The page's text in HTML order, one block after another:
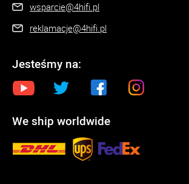
wsparcie@4hifi.pl
reklamacje@4hifi.pl
Jesteśmy na:
We ship worldwide